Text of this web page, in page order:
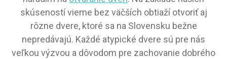
skúseností vieme bez väčších obtiaží otvoriť aj
rôzne dvere, ktoré sa na Slovensku bežne
nepredávajú. Každé atypické dvere sú pre nás
veľkou výzvou a dôvodom pre zachovanie dobrého